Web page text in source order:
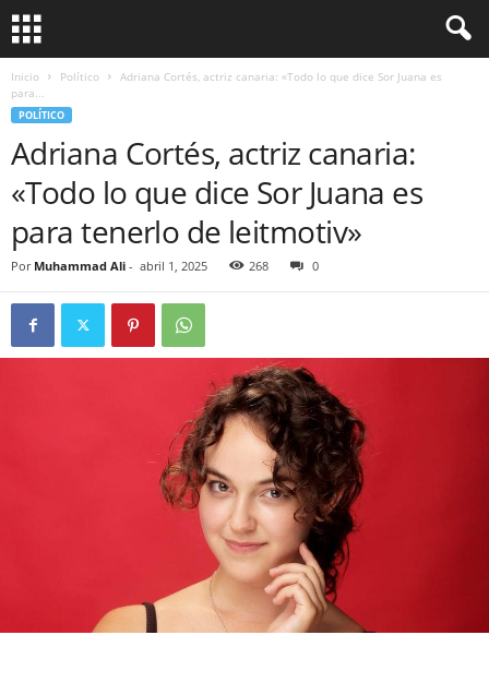
Inicio Político
Adriana Cortés, actriz canaria: «Todo lo que dice Sor Juana es
para...
POLÍTICO
Adriana Cortés, actriz canaria:
«Todo lo que dice Sor Juana es
para tenerlo de leitmotiv»
Por Muhammad Ali - abril 1, 2025 268 0